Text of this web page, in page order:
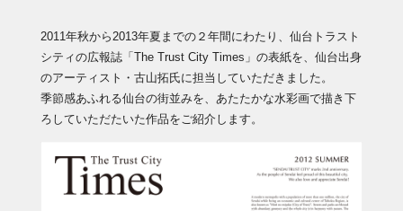
Archive アーカイブ
2011年秋から2013年夏までの２年間にわたり、仙台トラスト
シティの広報誌「The Trust City Times」の表紙を、仙台出身
のアーティスト・古山拓氏に担当していただきました。
季節感あふれる仙台の街並みを、あたたかな水彩画で描き下
ろしていただたいた作品をご紹介します。